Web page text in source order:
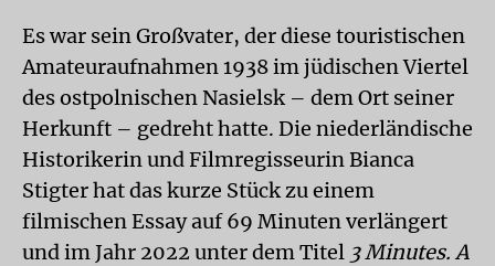
Es war sein Großvater, der diese touristischen
Amateuraufnahmen 1938 im jüdischen Viertel
des ostpolnischen Nasielsk – dem Ort seiner
Herkunft – gedreht hatte. Die niederländische
Historikerin und Filmregisseurin Bianca
Stigter hat das kurze Stück zu einem
filmischen Essay auf 69 Minuten verlängert
und im Jahr 2022 unter dem Titel 3 Minutes. A